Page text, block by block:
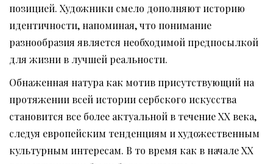
позицией. Художники смело дополняют историю
идентичности, напоминая, что понимание
разнообразия является необходимой предпосылкой
для жизни в лучшей реальности.
Обнаженная натура как мотив присутствующий на
протяжении всей истории сербского искусства
становится все более актуальной в течение XX века,
следуя европейским тенденциям и художественным
культурным интересам. В то время как в начале XX